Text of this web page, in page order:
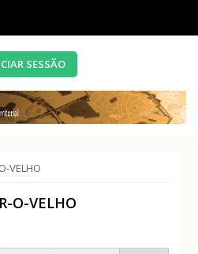
SESSÃO
VELHO
O-VELHO